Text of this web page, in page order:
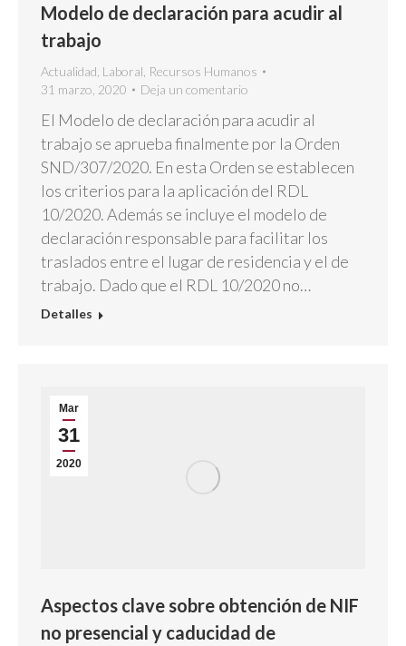
Modelo de declaración para acudir al
trabajo
Actualidad Laboral Recursos Humanos
31 marzo, 2020
Deja un comentario
El Modelo de declaración para acudir al
trabajo se aprueba finalmente por la Orden
SND/307/2020. En esta Orden se establecen
los criterios para la aplicación del RDL
10/2020. Además se incluye el modelo de
declaración responsable para facilitar los
traslados entre el lugar de residencia y el de
trabajo. Dado que el RDL 10/2020 no…
Detalles
Mar
31
2020
Aspectos clave sobre obtención de NIF
no presencial y caducidad de